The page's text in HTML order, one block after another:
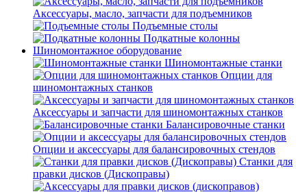
Аксессуары, масло, запчасти для подъемников
Подъемные столы
Подкатные колонны
Шиномонтажное оборудование
Шиномонтажные станки
Опции для
шиномонтажных станков
Аксессуары и запчасти для шиномонтажных станков
Балансировочные станки
Опции и аксессуары для балансировочных стендов
Станки для
правки дисков (Дископравы)